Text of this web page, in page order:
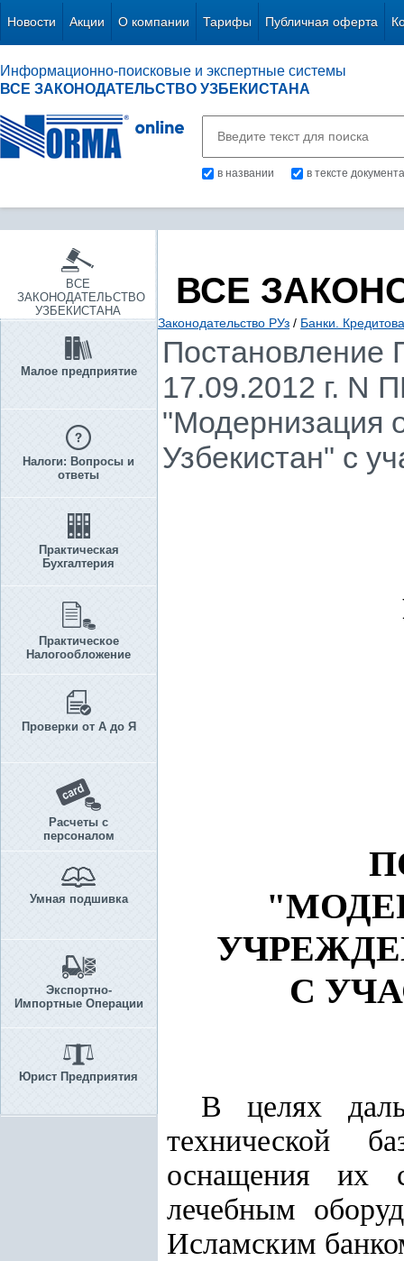
Новости Акции О компании Тарифы Публичная оферта
Информационно-поисковые и экспертные системы
ВСЕ ЗАКОНОДАТЕЛЬСТВО УЗБЕКИСТАНА
в названии в тексте документа
ВСЕ
ЗАКОНОДАТЕЛЬСТВО
УЗБЕКИСТАНА
Малое предприятие
Налоги: Вопросы и
ответы
Практическая
Бухгалтерия
Практическое
Налогообложение
Проверки от А до Я
Расчеты с
персоналом
Умная подшивка
Экспортно-
Импортные Операции
Юрист Предприятия
ВСЕ
Законодательство РУз / Банки.
Постановление
17.09.2012 г. N
"Модернизация
Узбекистан" с
С
В целях
технической
оснащения их
лечебным
Исламским